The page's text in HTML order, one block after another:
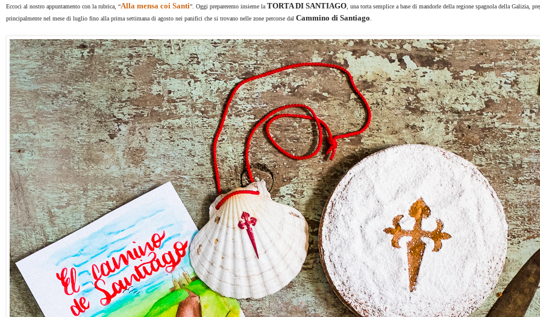
Eccoci al nostro appuntamento con la rubrica, “Alla mensa coi Santi”. Oggi prepareremo insieme la TORTA DI SANTIAGO , una torta semplice a base di mandorle della regione spagnola della Galizia,
principalmente nel mese di luglio fino alla prima settimana di agosto nei panifici che si trovano nelle zone percorse dal Cammino di Santiago